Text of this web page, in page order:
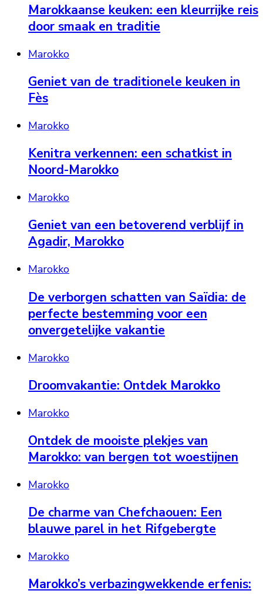
Marokkaanse keuken: een kleurrijke reis
door smaak en traditie
Marokko
Geniet van de traditionele keuken in
Fès
Marokko
Kenitra verkennen: een schatkist in
Noord-Marokko
Marokko
Geniet van een betoverend verblijf in
Agadir, Marokko
Marokko
De verborgen schatten van Saïdia: de
perfecte bestemming voor een
onvergetelijke vakantie
Marokko
Droomvakantie: Ontdek Marokko
Marokko
Ontdek de mooiste plekjes van
Marokko: van bergen tot woestijnen
Marokko
De charme van Chefchaouen: Een
blauwe parel in het Rifgebergte
Marokko
Marokko’s verbazingwekkende erfenis: